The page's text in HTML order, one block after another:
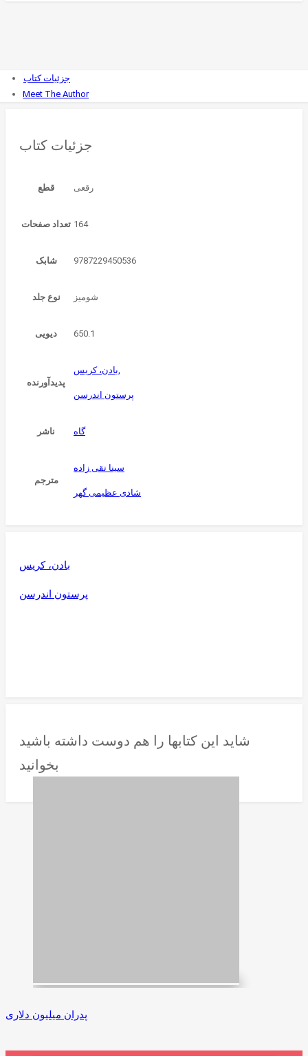
جزئیات کتاب
Meet The Author
جزئیات کتاب
قطع
تعداد صفحات 164
شابک 9787229450536
نوع جلد شومیز
دیویی 650.1
پدیدآورنده
بادن، کریس,
پرستون اندرسن
ناشر گاه
مترجم
سینا تقی زاده
شادی عظیمی گهر
بادن، کریس
پرستون اندرسن
شاید این کتابها را هم دوست داشته باشید
بخوانید
پدران میلیون دلاری